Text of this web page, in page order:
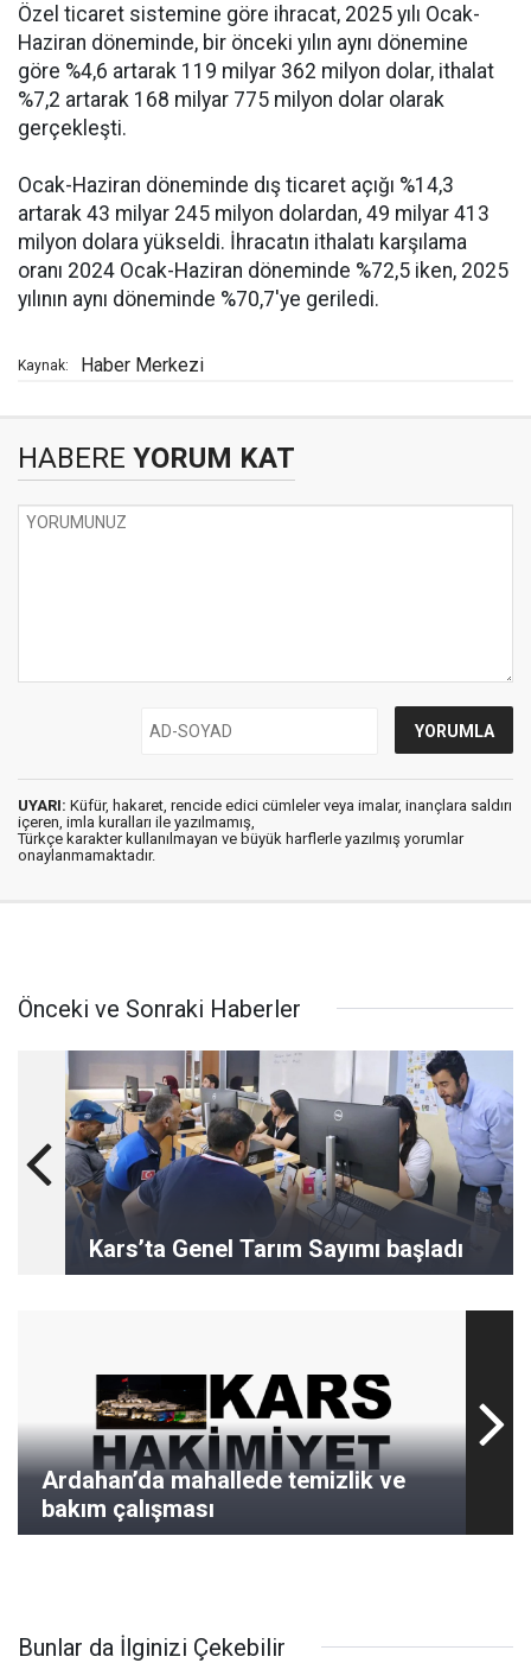
Özel ticaret sistemine göre ihracat, 2025 yılı Ocak-
Haziran döneminde, bir önceki yılın aynı dönemine
göre %4,6 artarak 119 milyar 362 milyon dolar, ithalat
%7,2 artarak 168 milyar 775 milyon dolar olarak
gerçekleşti.
Ocak-Haziran döneminde dış ticaret açığı %14,3
artarak 43 milyar 245 milyon dolardan, 49 milyar 413
milyon dolara yükseldi. İhracatın ithalatı karşılama
oranı 2024 Ocak-Haziran döneminde %72,5 iken, 2025
yılının aynı döneminde %70,7'ye geriledi.
Kaynak: Haber Merkezi
HABERE YORUM KAT
UYARI: Küfür, hakaret, rencide edici cümleler veya imalar, inançlara saldırı
içeren, imla kuralları ile yazılmamış,
Türkçe karakter kullanılmayan ve büyük harflerle yazılmış yorumlar
onaylanmamaktadır.
Önceki ve Sonraki Haberler
Kars’ta Genel Tarım Sayımı başladı
Ardahan’da mahallede temizlik ve
bakım çalışması
Bunlar da İlginizi Çekebilir